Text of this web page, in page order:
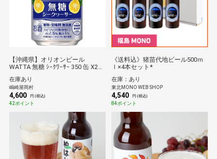
【沖縄県】オリオンビール
WATTA 無糖 ｼｰｸﾜｰｻｰ 350 缶 X24
在庫あり
嶋崎屋岡村
4,600 円 (税込)
42ポイント
《送料込》猪苗代地ビール500ｍ
ｌ×4本セット*
在庫：あり
東北MONO WEB SHOP
4,540 円 (税込)
84ポイント